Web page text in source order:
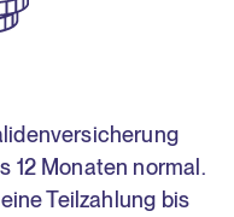
12 Monaten normal.
Teilzahlung bis